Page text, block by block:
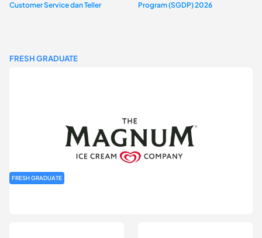
Customer Service dan Teller
Program (SGDP) 2026
FRESH GRADUATE
FRESH GRADUATE